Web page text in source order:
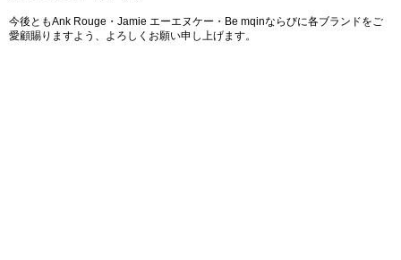
今後ともAnk Rouge・Jamie エーエヌケー・Be mqinならびに各ブランドをご
愛顧賜りますよう、よろしくお願い申し上げます。